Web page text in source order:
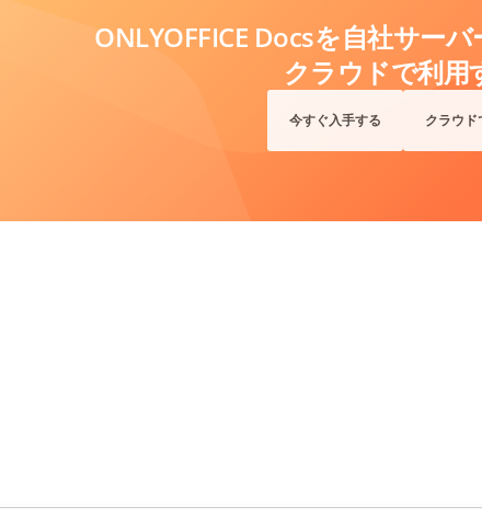
ONLYOFFICE Docsを自社サーバ
クラウドで利用
今すぐ入手する クラウド